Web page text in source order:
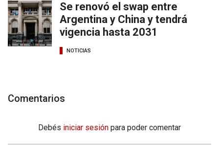
Se renovó el swap entre
Argentina y China y tendrá
vigencia hasta 2031
NOTICIAS
Comentarios
Debés iniciar sesión para poder comentar